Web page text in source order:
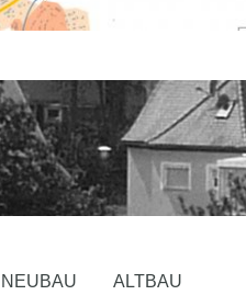
NEUBAU ALTBAU